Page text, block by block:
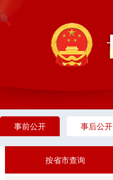
事前公开 事后公开
按省市查询